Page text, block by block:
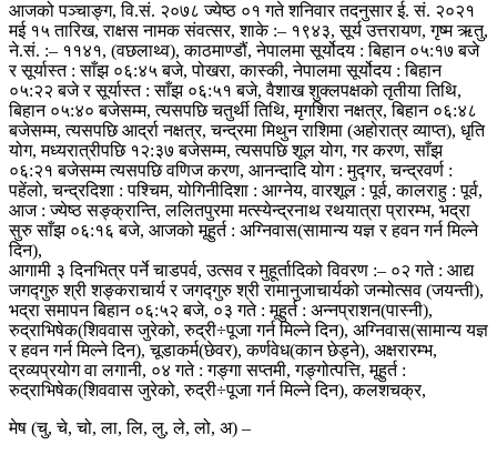
आजको पञ्चाङ्ग, वि.सं. २०७८ ज्येष्ठ ०१ गते शनिवार तदनुसार ई. सं. २०२१
मई १५ तारिख, राक्षस नामक संवत्सर, शाके :– १९४३, सूर्य उत्तरायण, गृष्म ऋतु,
ने.सं. :– ११४१, (वछलाथ्व), काठमाण्डौं, नेपालमा सूर्योदय : बिहान ०५:१७ बजे
र सूर्यास्त : साँझ ०६:४५ बजे, पोखरा, कास्की, नेपालमा सूर्योदय : बिहान
०५:२२ बजे र सूर्यास्त : साँझ ०६:५१ बजे, वैशाख शुक्लपक्षको तृतीया तिथि,
बिहान ०५:४० बजेसम्म, त्यसपछि चतुर्थी तिथि, मृगशिरा नक्षत्र, बिहान ०६:४८
बजेसम्म, त्यसपछि आर्द्रा नक्षत्र, चन्द्रमा मिथुन राशिमा (अहोरात्र व्याप्त), धृति
योग, मध्यरात्रीपछि १२:३७ बजेसम्म, त्यसपछि शूल योग, गर करण, साँझ
०६:२१ बजेसम्म त्यसपछि वणिज करण, आनन्दादि योग : मुद्गर, चन्द्रवर्ण :
पहेंलो, चन्द्रदिशा : पश्चिम, योगिनीदिशा : आग्नेय, वारशूल : पूर्व, कालराहु : पूर्व,
आज : ज्येष्ठ सङ्क्रान्ति, ललितपुरमा मत्स्येन्द्रनाथ रथयात्रा प्रारम्भ, भद्रा
सुरु साँझ ०६:१६ बजे, आजको मूहुर्त : अग्निवास(सामान्य यज्ञ र हवन गर्न मिल्ने
दिन),
आगामी ३ दिनभित्र पर्ने चाडपर्व, उत्सव र मुहूर्तादिको विवरण :– ०२ गते : आद्य
जगद्गुरु श्री शङ्कराचार्य र जगद्गुरु श्री रामानुजाचार्यको जन्मोत्सव (जयन्ती),
भद्रा समापन बिहान ०६:५२ बजे, ०३ गते : मूहुर्त : अन्नप्राशन(पास्नी),
रुद्राभिषेक(शिववास जुरेको, रुद्री÷पूजा गर्न मिल्ने दिन), अग्निवास(सामान्य यज्ञ
र हवन गर्न मिल्ने दिन), चूडाकर्म(छेवर), कर्णवेध(कान छेड्ने), अक्षरारम्भ,
द्रव्यप्रयोग वा लगानी, ०४ गते : गङ्गा सप्तमी, गङ्गोत्पत्ति, मूहुर्त :
रुद्राभिषेक(शिववास जुरेको, रुद्री÷पूजा गर्न मिल्ने दिन), कलशचक्र,
मेष (चु, चे, चो, ला, लि, लु, ले, लो, अ) –